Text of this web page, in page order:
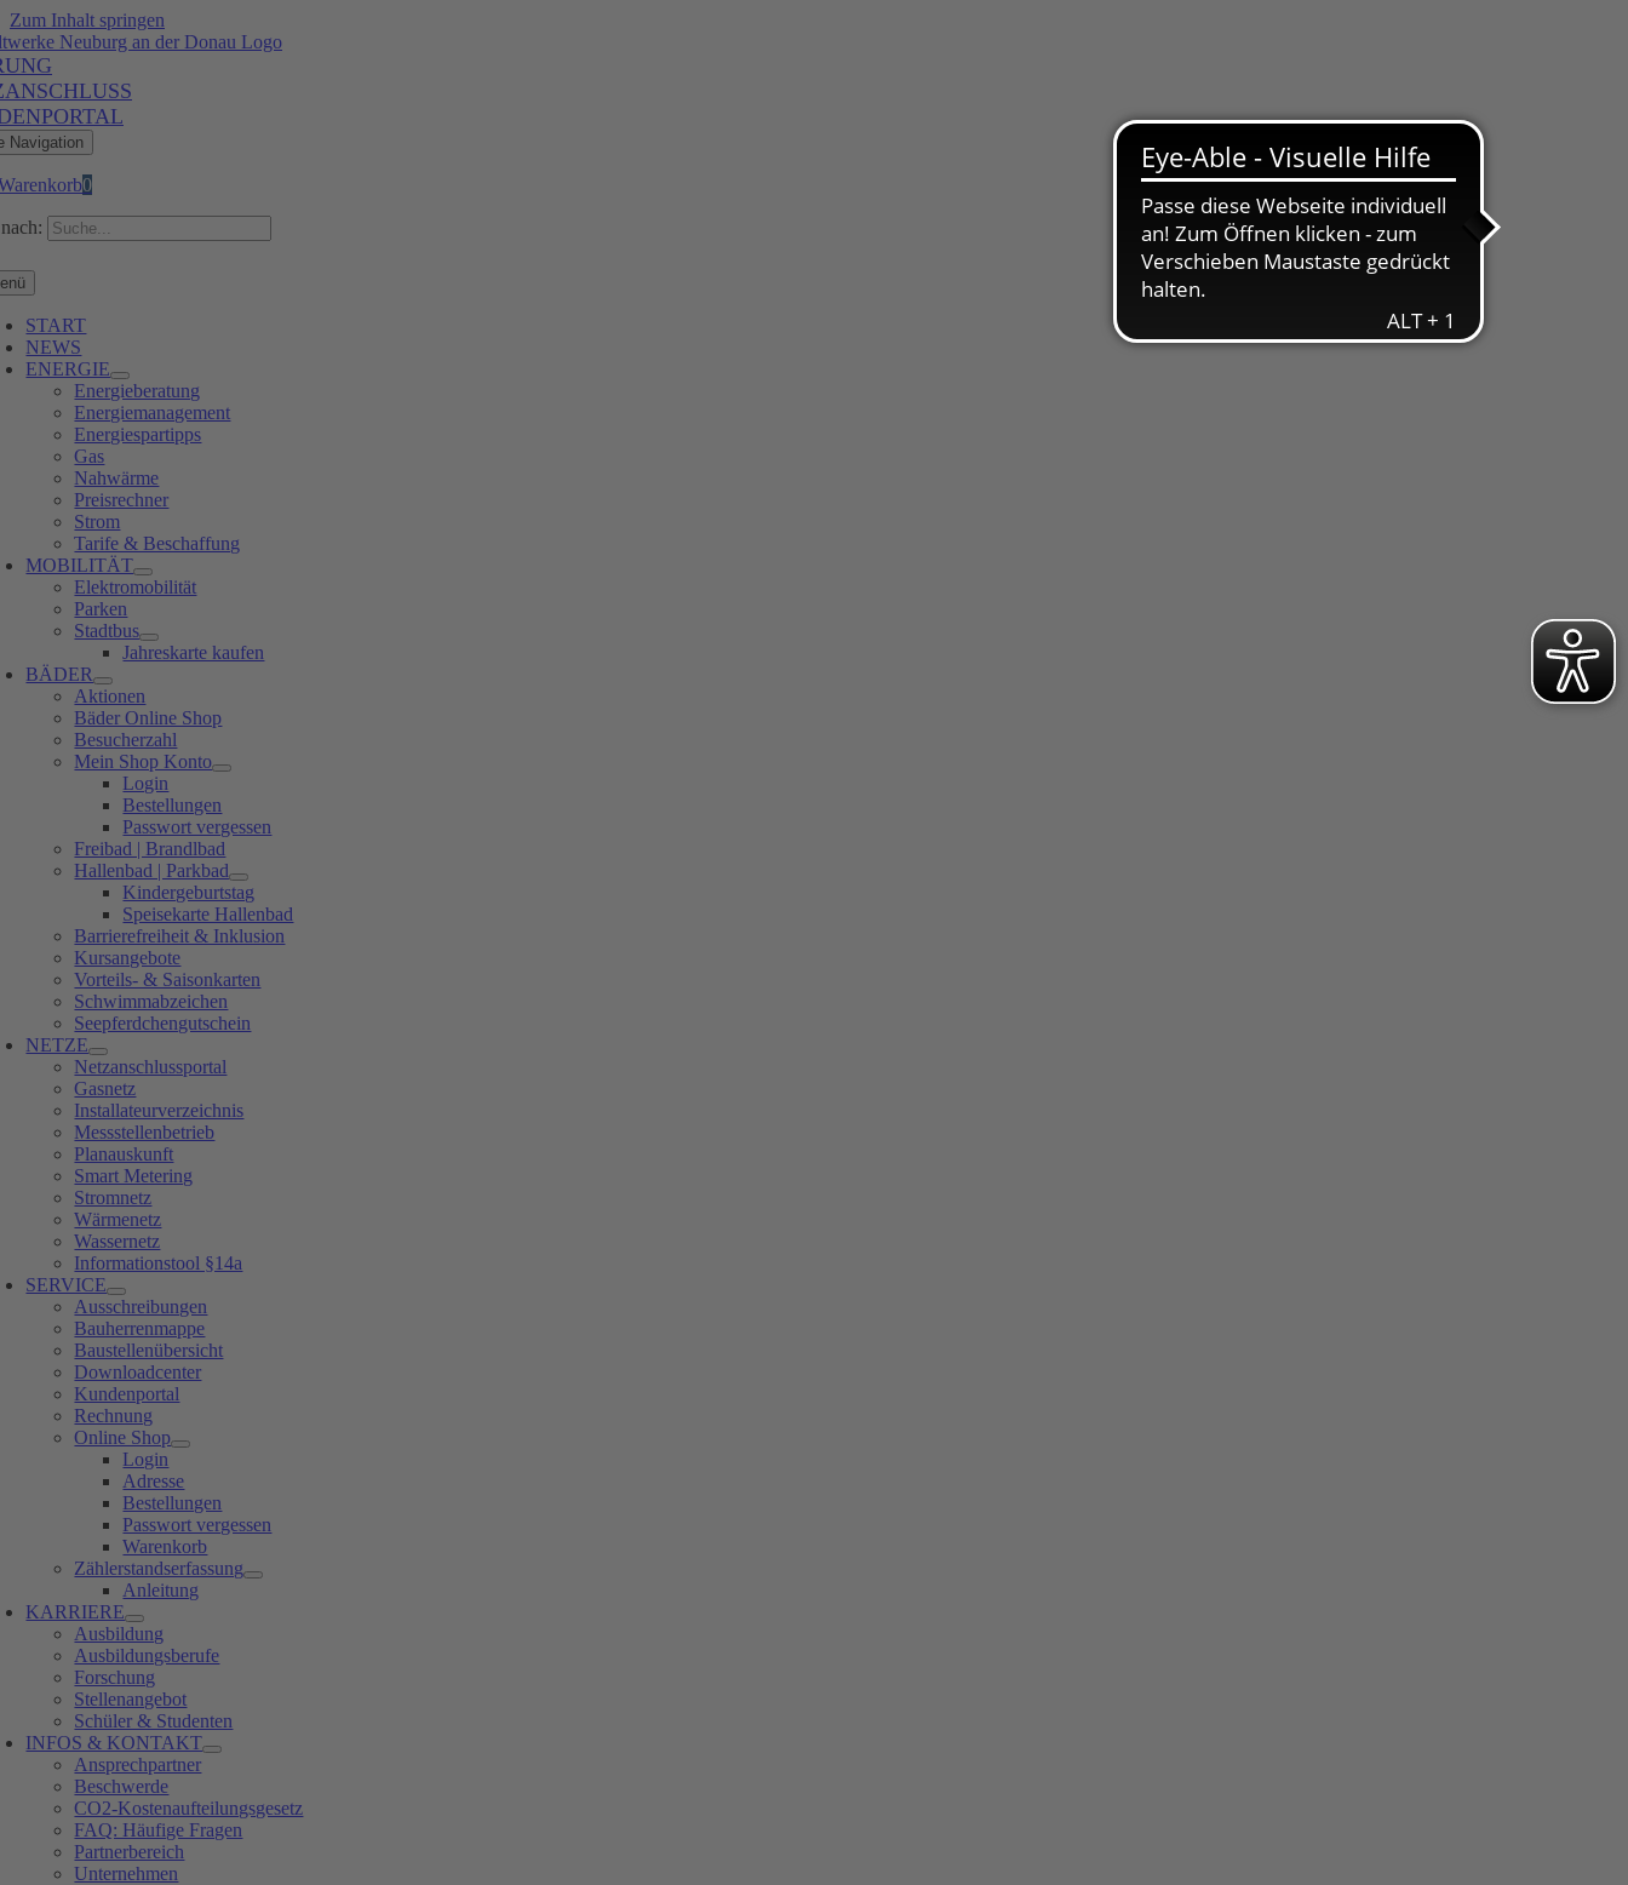
Zum Inhalt springen
Navigation
0
START
NEWS
ENERGIE
Energieberatung
Energiemanagement
Energiespartipps
Gas
Nahwärme
Preisrechner
Strom
Tarife & Beschaffung
MOBILITÄT
Elektromobilität
Parken
Stadtbus
Jahreskarte kaufen
BÄDER
Aktionen
Bäder Online Shop
Besucherzahl
Mein Shop Konto
Login
Bestellungen
Passwort vergessen
Freibad | Brandlbad
Hallenbad | Parkbad
Kindergeburtstag
Speisekarte Hallenbad
Barrierefreiheit & Inklusion
Kursangebote
Vorteils- & Saisonkarten
Schwimmabzeichen
Seepferdchengutschein
NETZE
Netzanschlussportal
Gasnetz
Installateurverzeichnis
Messstellenbetrieb
Planauskunft
Smart Metering
Stromnetz
Wärmenetz
Wassernetz
Informationstool §14a
SERVICE
Ausschreibungen
Bauherrenmappe
Baustellenübersicht
Downloadcenter
Kundenportal
Rechnung
Online Shop
Login
Adresse
Bestellungen
Passwort vergessen
Warenkorb
Zählerstandserfassung
Anleitung
KARRIERE
Ausbildung
Ausbildungsberufe
Forschung
Stellenangebot
Schüler & Studenten
INFOS & KONTAKT
Ansprechpartner
Beschwerde
CO2-Kostenaufteilungsgesetz
FAQ: Häufige Fragen
Partnerbereich
Unternehmen